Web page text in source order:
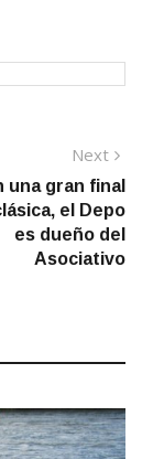
una gran final
el Depo
es dueño del
Asociativo